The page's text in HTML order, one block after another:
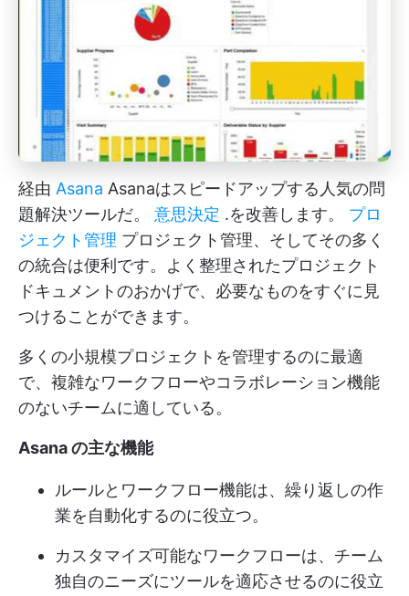
経由 Asana Asanaはスピードアップする人気の問
題解決ツールだ。 意思決定 .を改善します。 プロ
ジェクト管理 プロジェクト管理、そしてその多く
の統合は便利です。よく整理されたプロジェクト
ドキュメントのおかげで、必要なものをすぐに見
つけることができます。
多くの小規模プロジェクトを管理するのに最適
で、複雑なワークフローやコラボレーション機能
のないチームに適している。
Asana の主な機能
ルールとワークフロー機能は、繰り返しの作
業を自動化するのに役立つ。
カスタマイズ可能なワークフローは、チーム
独自のニーズにツールを適応させるのに役立